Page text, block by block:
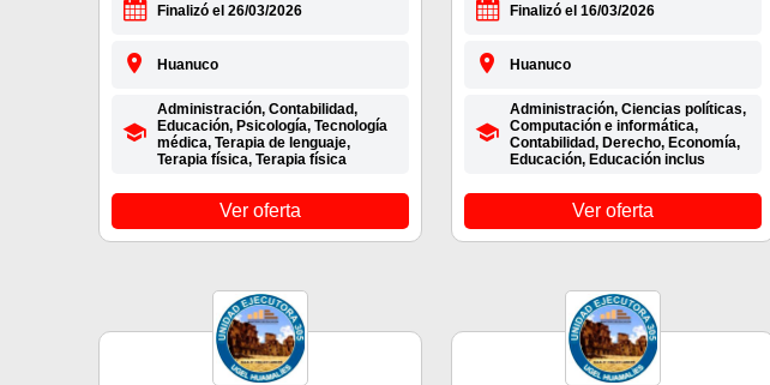
Finalizó el 26/03/2026
Huanuco
Administración, Contabilidad,
Educación, Psicología, Tecnología
médica, Terapia de lenguaje,
Terapia física, Terapia física
Ver oferta
Finalizó el 16/03/2026
Huanuco
Administración, Ciencias políticas,
Computación e informática,
Contabilidad, Derecho, Economía,
Educación, Educación inclus
Ver oferta